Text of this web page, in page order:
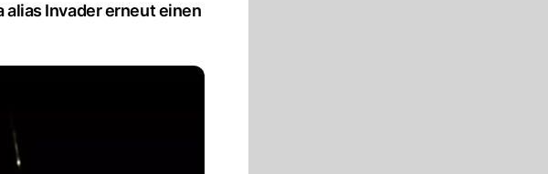
Invader erneut einen